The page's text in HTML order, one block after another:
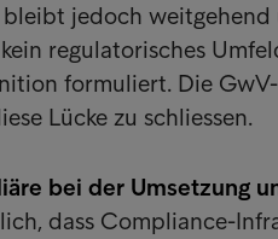
jedoch weitgehend
regulatorisches
formuliert. Die
Lücke zu schliessen.
bei der Umsetzung
dass Compliance-